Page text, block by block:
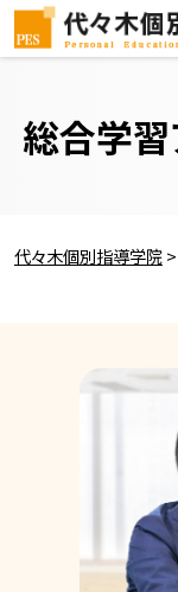
総合学
代々木個別指導学院>